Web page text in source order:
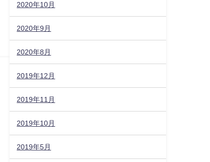
2020年10月
2020年9月
2020年8月
2019年12月
2019年11月
2019年10月
2019年5月